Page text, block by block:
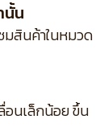
นั้น
มสินค้าในหมวด
อนเล็กน้อย ขึ้น